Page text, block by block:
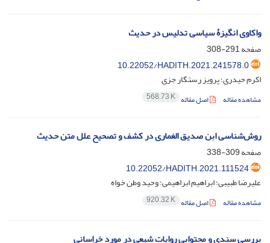
واکاوی انگیزۀ سیاسی تدلیس در حدیث
صفحه291-308
10.22052/HADITH.2021.241578.0
اکرم حیدری؛ پرویز رستگار جزی
مشاهده مقاله اصل مقاله 568.73 K
روش‌شناسی ابن صدیق الغماری در کشف و تصحیح علل متن حدیث
صفحه309-338
10.22052/HADITH.2021.111524
علیرضا طبیبی؛ ابراهیم ابراهیمی؛ وحید وطن خواه
مشاهده مقاله اصل مقاله 920.32 K
بررسی سندی و محتوایی روایات شیعی در مورد خراسانی